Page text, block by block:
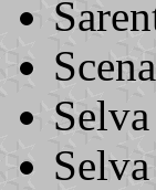
Scena